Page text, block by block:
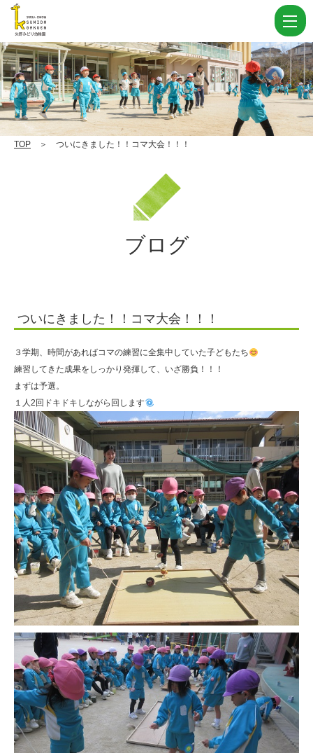
い
に
き
ま
し
会！！！
法
人
住
学
園
TOP ＞ ついにきました！！コマ大会！！！
ブログ
ついにきました！！コマ大会！！！
３学期、時間があればコマの練習に全集中していた子どもたち
練習してきた成果をしっかり発揮して、いざ勝負！！！
まずは予選。
１人2回ドキドキしながら回します